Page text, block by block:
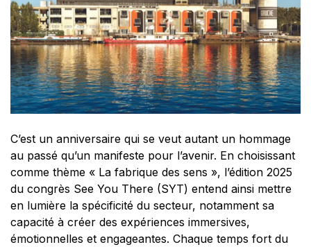
C’est un anniversaire qui se veut autant un hommage
au passé qu’un manifeste pour l’avenir. En choisissant
comme thème « La fabrique des sens », l’édition 2025
du congrès See You There (SYT) entend ainsi mettre
en lumière la spécificité du secteur, notamment sa
capacité à créer des expériences immersives,
émotionnelles et engageantes. Chaque temps fort du